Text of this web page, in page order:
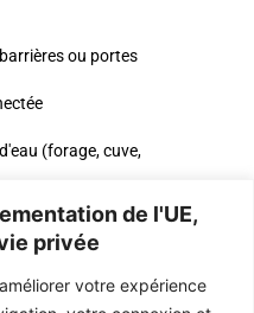
de l'UE,
privée
votre expérience
ou portes
(forage, cuve,